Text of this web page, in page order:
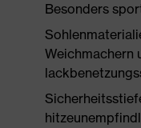
Besonders
Weichmachern